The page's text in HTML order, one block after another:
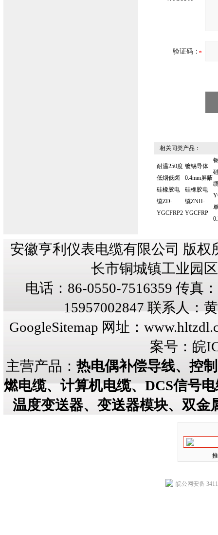
验证码：
相关同类产品：
耐温250度
低烟低卤
硅橡胶电
缆ZD-
YGCFRP2
镀锡导体
0.4mm屏蔽
硅橡胶电
缆ZNH-
YGCFRP
安徽亨利仪表电缆有限公司 版权
长市铜城镇工业园
电话：86-0550-7516359 传真
15957002847 联系人：
GoogleSitemap 网址：
案号： 皖
主营产品： 热电偶补偿导线、控
燃电缆、计算机电缆、DCS信号
温度变送器、变送器模块、双金
皖公网安备